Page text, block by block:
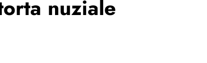
nuziale